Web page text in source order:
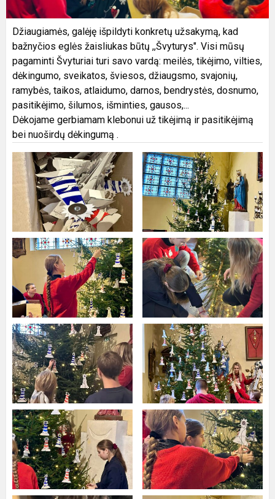
Džiaugiamės, galėję išpildyti konkretų užsakymą, kad
bažnyčios eglės žaisliukas būtų ,,Švyturys". Visi mūsų
pagaminti Švyturiai turi savo vardą: meilės, tikėjimo, vilties,
dėkingumo, sveikatos, šviesos, džiaugsmo, svajonių,
ramybės, taikos, atlaidumo, darnos, bendrystės, dosnumo,
pasitikėjimo, šilumos, išminties, gausos,...
Dėkojame gerbiamam klebonui už tikėjimą ir pasitikėjimą
bei nuoširdų dėkingumą .